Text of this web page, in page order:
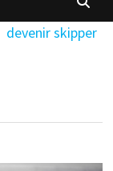
devenir skipper